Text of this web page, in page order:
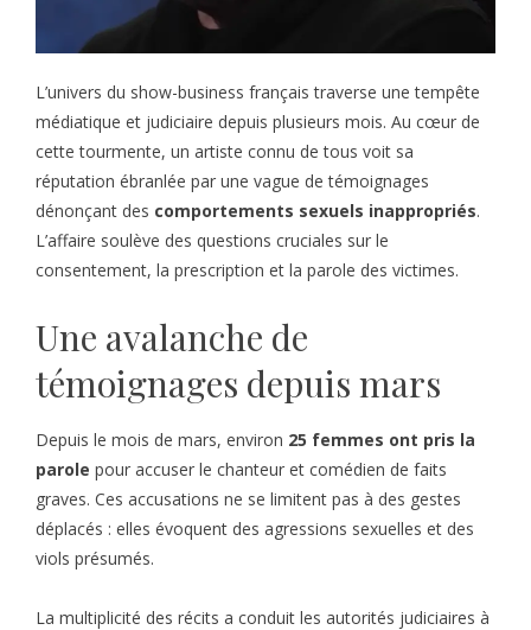
L’univers du show-business français traverse une tempête
médiatique et judiciaire depuis plusieurs mois. Au cœur de
cette tourmente, un artiste connu de tous voit sa
réputation ébranlée par une vague de témoignages
dénonçant des comportements sexuels inappropriés.
L’affaire soulève des questions cruciales sur le
consentement, la prescription et la parole des victimes.
Une avalanche de
témoignages depuis mars
Depuis le mois de mars, environ 25 femmes ont pris la
parole pour accuser le chanteur et comédien de faits
graves. Ces accusations ne se limitent pas à des gestes
déplacés : elles évoquent des agressions sexuelles et des
viols présumés.
La multiplicité des récits a conduit les autorités judiciaires à